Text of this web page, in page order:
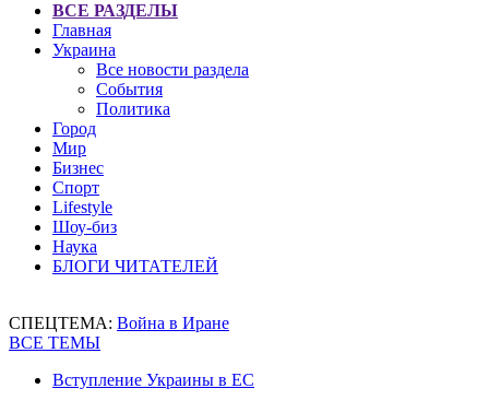
ВСЕ РАЗДЕЛЫ
Главная
Украина
Все новости раздела
События
Политика
Город
Мир
Бизнес
Спорт
Lifestyle
Шоу-биз
Наука
БЛОГИ ЧИТАТЕЛЕЙ
СПЕЦТЕМА: Война в Иране
ВСЕ ТЕМЫ
Вступление Украины в ЕС